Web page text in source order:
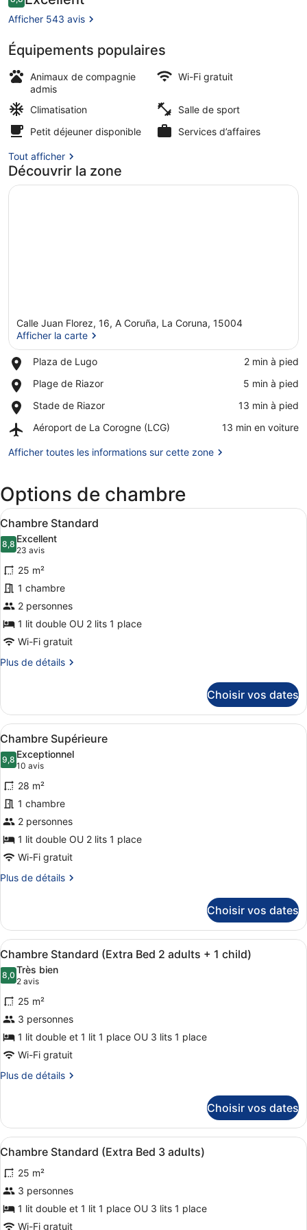
Chambre Deluxe | Vue sur la ville
voyageurs
8,8 sur 10
Afficher 543 avis
Équipements populaires
Animaux de compagnie
admis
Wi-Fi gratuit
Climatisation
Salle de sport
Petit déjeuner disponible
Services d’affaires
Tout afficher
Découvrir la zone
Calle Juan Florez, 16, A Coruña, La Coruna, 15004
Afficher la carte
Plaza de Lugo
Place,
de
‪2 min à pied‬
Plage de Riazor
Place,
de
‪5 min à pied‬
Stade de Riazor
Place,
de
‪13 min à pied‬
Aéroport de La Corogne (LCG)
Airport,
de
(LCG)
‪13 min en voiture‬
Afficher toutes les informations sur cette zone
Options de chambre
Afficher
toutes
les
photos
pour
ce
type
de
chambre :
Chambre
Une chambre d’hôtel équipée
6
Chambre Standard
8,88,8 sur 10
Excellent
23 avis
(23 avis)
25 m²
1 chambre
2 personnes
1 lit double OU 2 lits 1 place
Wi-Fi gratuit
Plus de détails
Plus
le
type
de
chambre
Chambre
Standard
Choisir vos dates
Afficher
toutes
les
photos
pour
ce
type
de
chambre :
Chambre
Une chambre d’hôtel moderne
8
Chambre Supérieure
9,89,8 sur 10
Exceptionnel
10 avis
(10 avis)
28 m²
1 chambre
2 personnes
1 lit double OU 2 lits 1 place
Wi-Fi gratuit
Plus de détails
Plus
le
type
de
chambre
Chambre
Supérieure
Choisir vos dates
Afficher
toutes
les
photos
pour
ce
type
de
chambre :
(Extra
Bed
2
adults
+
1
child)
Une chambre d’hôtel moderne
5
Chambre Standard (Extra Bed 2 adults + 1 child)
8,08,0 sur 10
Très bien
2 avis
(2 avis)
25 m²
3 personnes
1 lit double et 1 lit 1 place OU 3 lits 1 place
Wi-Fi gratuit
Plus de détails
Plus
le
type
de
Chambre
Standard
(Extra
Bed
2
Choisir vos dates
Afficher
toutes
les
photos
pour
ce
Une chambre d’hôtel moderne
5
Chambre Standard (Extra Bed 3 adults)
25 m²
3 personnes
1 lit double et 1 lit 1 place OU 3 lits 1 place
Wi-Fi gratuit